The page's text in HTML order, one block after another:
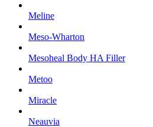
Meline
Meso-Wharton
Mesoheal Body HA Filler
Metoo
Miracle
Neauvia